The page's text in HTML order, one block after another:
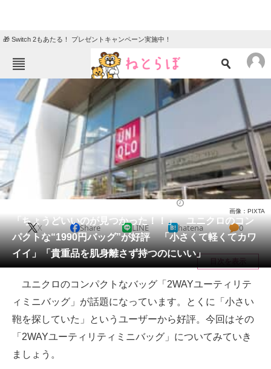
🎁 Switch 2もあたる！ プレゼントキャンペーン実施中！
ねとらぼメニュー
TOP ニュース
エンタメ クイズ
グルメ
住まい 教育・育児
動物 リサーチ
会員記事
メディア
注目記事を集めた総合ページ
ITの今と未来を見通す
スマホと通信の最新トレンド
「ちょうどいいのが見つかった！！」 ユニクロのコン
パクトな“1990円バッグ”が好評 「小さくて軽くてカワ
イイ」「貴重品を肌身離さず持つのにいい」
画像：PIXTA
X Share LINE hatena 0
目次を表示
ユニクロのコンパクトなバッグ「2WAYユーティリテ
ィミニバッグ」が話題になっています。とくに「小さい
鞄を探していた」というユーザーから好評。今回はその
「2WAYユーティリティミニバッグ」についてみていき
ましょう。